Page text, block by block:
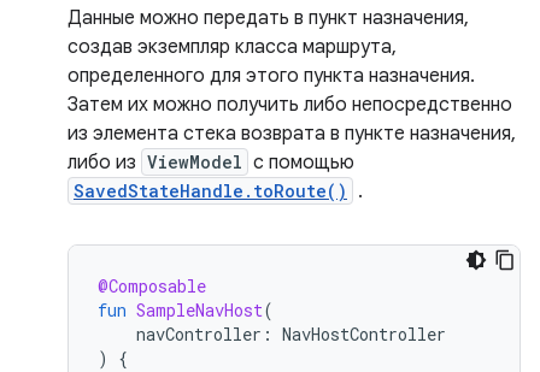
Данные можно передать в пункт назначения,
создав экземпляр класса маршрута,
определенного для этого пункта назначения.
Затем их можно получить либо непосредственно
из элемента стека возврата в пункте назначения,
либо из ViewModel с помощью
SavedStateHandle.toRoute() .
@Composable
fun SampleNavHost(
navController : NavHostController
)
{